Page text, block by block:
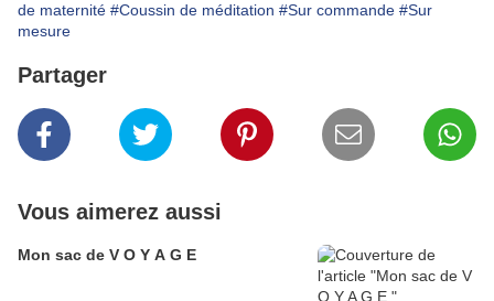
de maternité #Coussin de méditation #Sur commande #Sur
mesure
Partager
Vous aimerez aussi
Mon sac de V O Y A G E